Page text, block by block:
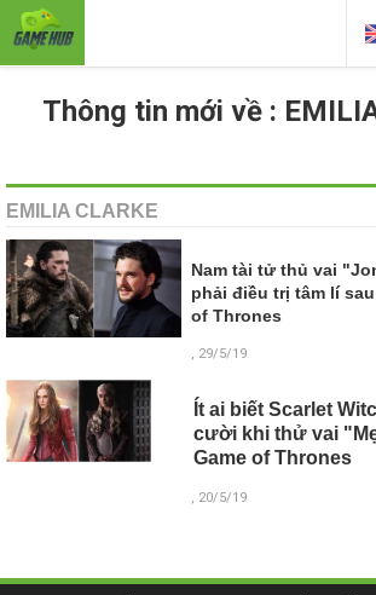
Thông tin mới về :
EMILIA CLARKE
Nam tài tử thủ vai
phải điều trị tâm lí
of Thrones
, 29/5/19
Ít ai biết Scarlet
cười khi thử vai
Game of Thrones
, 20/5/19